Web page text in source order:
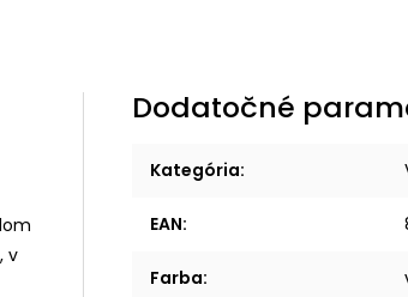
v
Dodatočné
Kategória:
EAN:
Farba: